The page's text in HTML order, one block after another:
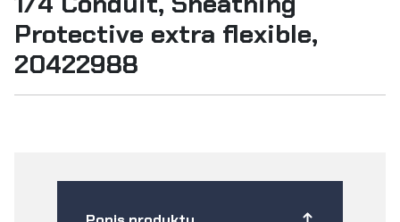
Protective extra flexible,
20422988